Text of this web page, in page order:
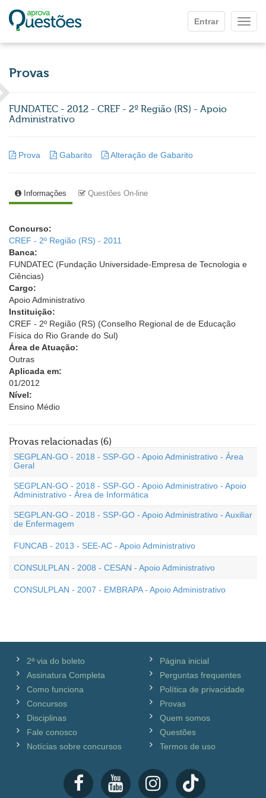
Entrar
Provas
FUNDATEC - 2012 - CREF - 2º Região (RS) - Apoio
Administrativo
Prova Gabarito Alteração de Gabarito
Informações Questões On-line
Concurso:
CREF - 2º Região (RS) - 2011
Banca:
FUNDATEC (Fundação Universidade-Empresa de Tecnologia e
Ciências)
Cargo:
Apoio Administrativo
Instituição:
CREF - 2º Região (RS) (Conselho Regional de de Educação
Física do Rio Grande do Sul)
Área de Atuação:
Outras
Aplicada em:
01/2012
Nível:
Ensino Médio
Provas relacionadas (6)
SEGPLAN-GO - 2018 - SSP-GO - Apoio Administrativo - Área
Geral
SEGPLAN-GO - 2018 - SSP-GO - Apoio Administrativo - Apoio
Administrativo - Área de Informática
SEGPLAN-GO - 2018 - SSP-GO - Apoio Administrativo - Auxiliar
de Enfermagem
FUNCAB - 2013 - SEE-AC - Apoio Administrativo
CONSULPLAN - 2008 - CESAN - Apoio Administrativo
CONSULPLAN - 2007 - EMBRAPA - Apoio Administrativo
2ª via do boleto
Assinatura Completa
Como funciona
Concursos
Disciplinas
Fale conosco
Notícias sobre concursos
Página inicial
Perguntas frequentes
Política de privacidade
Provas
Quem somos
Questões
Termos de uso